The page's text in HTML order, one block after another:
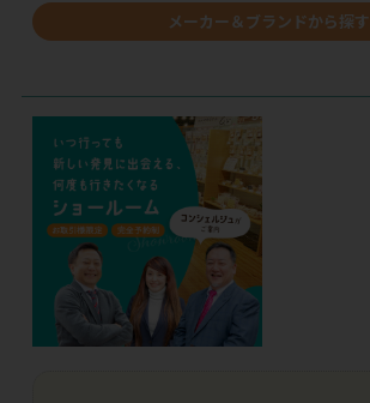
メーカー＆ブランドから探す